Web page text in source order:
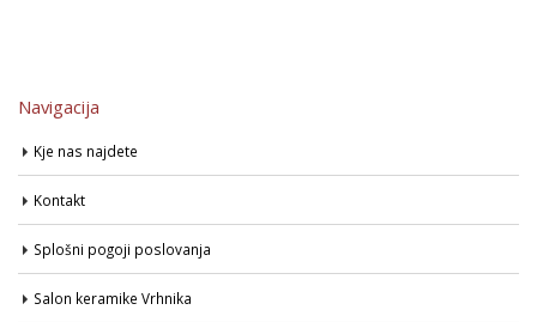
Navigacija
Kje nas najdete
Kontakt
Splošni pogoji poslovanja
Salon keramike Vrhnika